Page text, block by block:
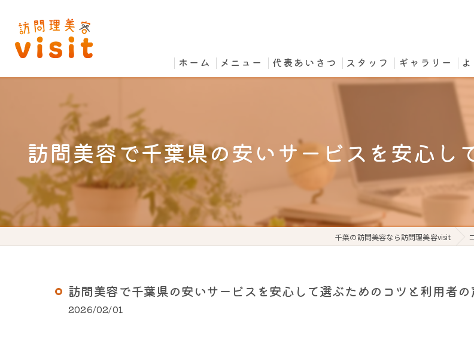
ホーム メニュー 代表あいさつ スタッフ ギャラリー
訪問美容で千葉県の安いサービスを安心し
千葉の訪問美容なら訪問理美容visit
訪問美容で千葉県の安いサービスを安心して選ぶためのコツと利用者の
2026/02/01